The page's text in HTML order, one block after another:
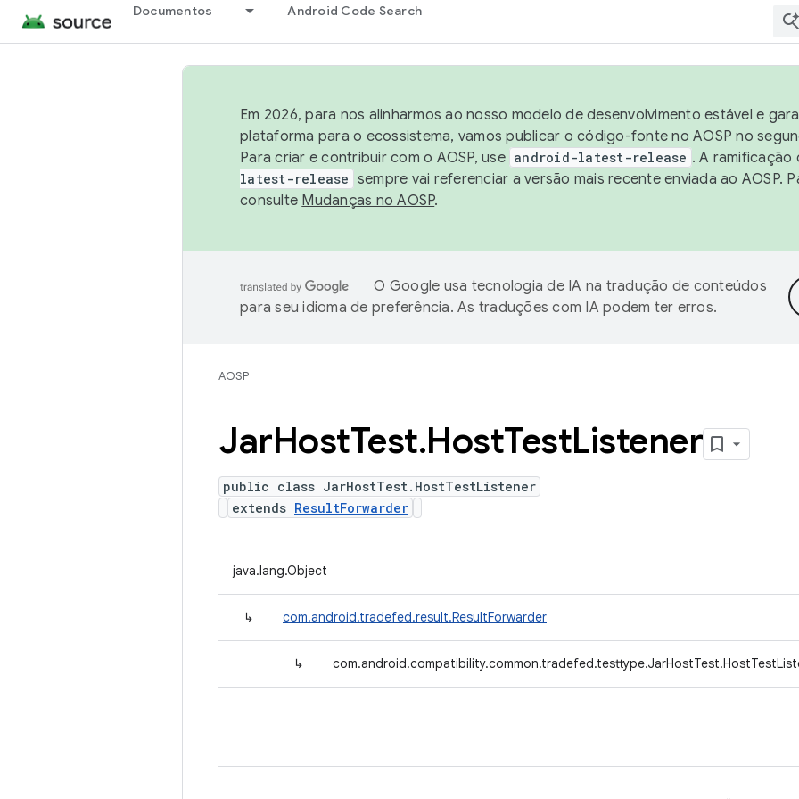
Documentos Android Code Search
Em 2026, para nos alinharmos ao nosso modelo de desenvolvimento estável e
plataforma para o ecossistema, vamos publicar o código-fonte no AOSP no
Para criar e contribuir com o AOSP, use android-latest-release . A
latest-release sempre vai referenciar a versão mais recente enviada ao AOSP.
consulte Mudanças no AOSP.
O Google usa tecnologia de IA na tradução de conteúdos
para seu idioma de preferência. As traduções com IA podem ter erros.
AOSP
JarHostTest.HostTestListener
public class JarHostTest.HostTestListener
extends ResultForwarder
java.lang.Object
↳ com.android.tradefed.result.ResultForwarder
↳